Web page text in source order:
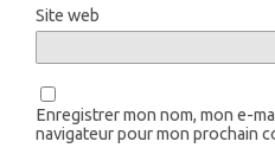
Site web
Enregistrer mon nom, mon e-
navigateur pour mon prochain